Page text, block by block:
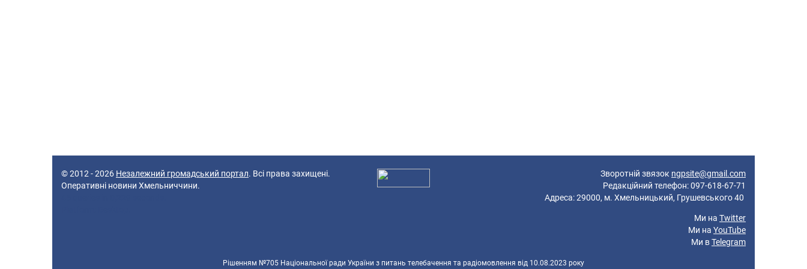
© 2012 - 2026 Незалежний громадський портал. Всі права захищені.
Оперативні новини Хмельниччини.
Зворотній звязок ngpsite@gmail.com
Редакційний телефон: 097-618-67-71
Адреса: 29000, м. Хмельницький, Грушевського 40
Ми на Twitter
Ми на YouTube
Ми вTelegram
Рішенням №705 Національної ради України з питань телебачення та радіомовлення від 10.08.2023 року